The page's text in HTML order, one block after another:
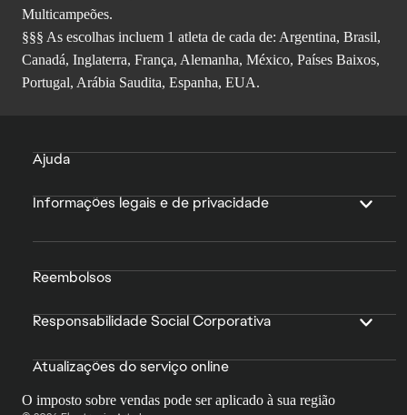
Multicampeões.
§§§ As escolhas incluem 1 atleta de cada de: Argentina, Brasil,
Canadá, Inglaterra, França, Alemanha, México, Países Baixos,
Portugal, Arábia Saudita, Espanha, EUA.
Ajuda
Informações legais e de privacidade
Reembolsos
Responsabilidade Social Corporativa
Atualizações do serviço online
O imposto sobre vendas pode ser aplicado à sua região